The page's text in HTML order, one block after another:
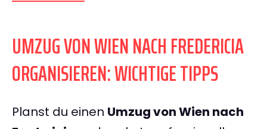
UMZUG VON WIEN NACH FREDERICIA
ORGANISIEREN: WICHTIGE TIPPS
Planst du einen Umzug von Wien nach